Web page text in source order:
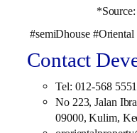
#semiDhouse
Contact
Tel: 012-568 5551
No 223, Jalan
09000, Kulim,